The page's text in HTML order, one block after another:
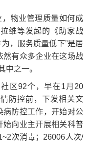
物业管理质量如何成
维等发起的《助家战
，服务质量低下”是居
然有众多企业在这场战
中之一。
区92个，早在1月20
防控前，下发相关文
病防控工作，开始对公
始向业主开展相关科普
次消毒；26006人次/